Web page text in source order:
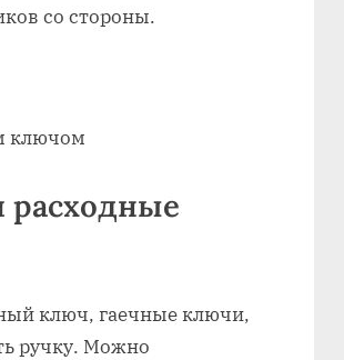
со стороны.
ключом
ключ, гаечные ключи,
ручку. Можно